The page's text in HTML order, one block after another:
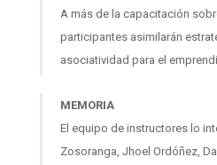
A más de la capacitación
participantes asimilarán
asociatividad para el
MEMORIA
El equipo de instructores lo
Zosoranga, Jhoel Ordóñez,